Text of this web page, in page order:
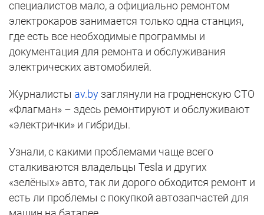
специалистов мало, а официально ремонтом
электрокаров занимается только одна станция,
где есть все необходимые программы и
документация для ремонта и обслуживания
электрических автомобилей.
Журналисты av.by заглянули на гродненскую СТО
«Флагман» – здесь ремонтируют и обслуживают
«электрички» и гибриды.
Узнали, с какими проблемами чаще всего
сталкиваются владельцы Tesla и других
«зелёных» авто, так ли дорого обходится ремонт и
есть ли проблемы с покупкой автозапчастей для